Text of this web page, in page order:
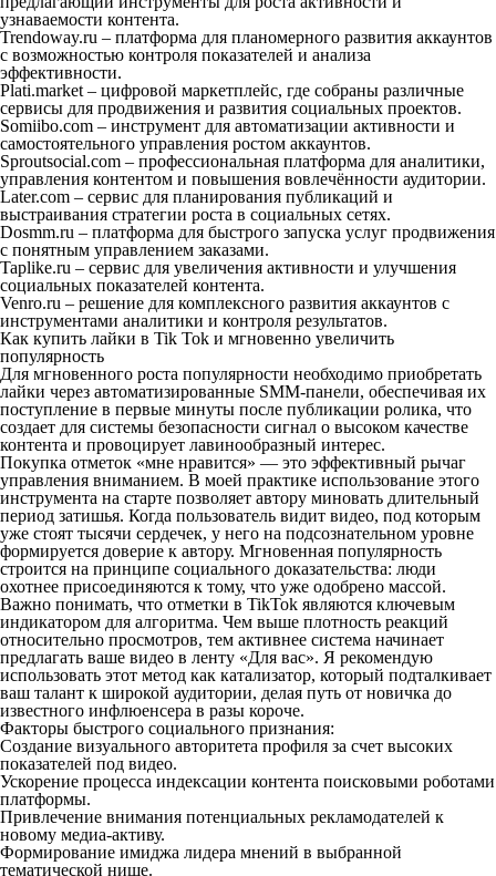
узнаваемости контента.
Trendoway.ru – платформа для планомерного развития аккаунтов
с возможностью контроля показателей и анализа
эффективности.
Plati.market – цифровой маркетплейс, где собраны различные
сервисы для продвижения и развития социальных проектов.
Somiibo.com – инструмент для автоматизации активности и
самостоятельного управления ростом аккаунтов.
Sproutsocial.com – профессиональная платформа для аналитики,
управления контентом и повышения вовлечённости аудитории.
Later.com – сервис для планирования публикаций и
выстраивания стратегии роста в социальных сетях.
Dosmm.ru – платформа для быстрого запуска услуг продвижения
с понятным управлением заказами.
Taplike.ru – сервис для увеличения активности и улучшения
социальных показателей контента.
Venro.ru – решение для комплексного развития аккаунтов с
инструментами аналитики и контроля результатов.
Как купить лайки в Tik Tok и мгновенно увеличить
популярность
Для мгновенного роста популярности необходимо приобретать
лайки через автоматизированные SMM-панели, обеспечивая их
поступление в первые минуты после публикации ролика, что
создает для системы безопасности сигнал о высоком качестве
контента и провоцирует лавинообразный интерес.
Покупка отметок «мне нравится» — это эффективный рычаг
управления вниманием. В моей практике использование этого
инструмента на старте позволяет автору миновать длительный
период затишья. Когда пользователь видит видео, под которым
уже стоят тысячи сердечек, у него на подсознательном уровне
формируется доверие к автору. Мгновенная популярность
строится на принципе социального доказательства: люди
охотнее присоединяются к тому, что уже одобрено массой.
Важно понимать, что отметки в TikTok являются ключевым
индикатором для алгоритма. Чем выше плотность реакций
относительно просмотров, тем активнее система начинает
предлагать ваше видео в ленту «Для вас». Я рекомендую
использовать этот метод как катализатор, который подталкивает
ваш талант к широкой аудитории, делая путь от новичка до
известного инфлюенсера в разы короче.
Факторы быстрого социального признания:
Создание визуального авторитета профиля за счет высоких
показателей под видео.
Ускорение процесса индексации контента поисковыми роботами
платформы.
Привлечение внимания потенциальных рекламодателей к
новому медиа-активу.
Формирование имиджа лидера мнений в выбранной
тематической нише.